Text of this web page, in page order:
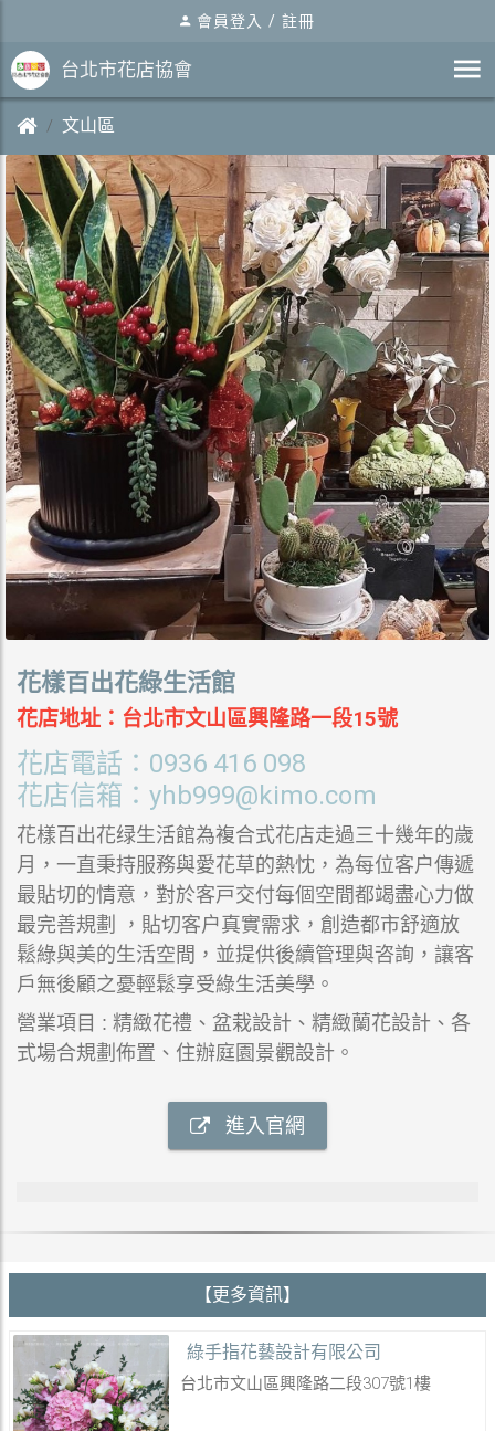
會員登入 / 註冊
台北市花店協會
文山區
花樣百出花綠生活館
花店地址：台北市文山區興隆路一段15號
花店電話：0936 416 098
花店信箱： yhb999@kimo.com
花樣百出花绿生活館為複合式花店走過三十幾年的歲
月，一直秉持服務與愛花草的熱忱，為每位客户傳遞
最貼切的情意，對於客戸交付每個空間都竭盡心力做
最完善規劃 ，貼切客户真實需求，創造都市舒適放
鬆綠與美的生活空間，並提供後續管理與咨詢，讓客
戶無後顧之憂輕鬆享受綠生活美學。
營業項目 : 精緻花禮、盆栽設計、精緻蘭花設計、各
式場合規劃佈置、住辦庭園景觀設計。
進入官網
【更多資訊】
綠手指花藝設計有限公司
台北市文山區興隆路二段307號1樓